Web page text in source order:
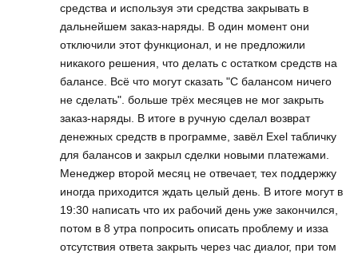
средства и используя эти средства закрывать в
дальнейшем заказ-наряды. В один момент они
отключили этот функционал, и не предложили
никакого решения, что делать с остатком средств на
балансе. Всё что могут сказать "С балансом ничего
не сделать". больше трёх месяцев не мог закрыть
заказ-наряды. В итоге в ручную сделал возврат
денежных средств в программе, завёл Exel табличку
для балансов и закрыл сделки новыми платежами.
Менеджер второй месяц не отвечает, тех поддержку
иногда приходится ждать целый день. В итоге могут в
19:30 написать что их рабочий день уже закончился,
потом в 8 утра попросить описать проблему и изза
отсутствия ответа закрыть через час диалог, при том